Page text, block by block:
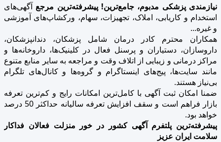
نیازمندی پزشکی مدبوم، جامع‌ترین! پیشرفته‌ترین مرجع آگهی‌های
استخدام و کاریابی، املاک، تجهیزات، سهام، ورکشاپ‌های آموزشی
و غیره...
همکاران محترم کادر درمان شامل پزشکان، دندانپزشکان،
داروسازان، دستیاران و پرسنل فعال در کلینیک‌ها، داروخانه‌ها و
مراکز درمانی و زیبایی از اتلاف وقت و مراجعه به سایر منابع متنوع
مانند سایت‌ها، پیج‌های اینستاگرام و گروه‌ها و کانال‌های تلگرام
بی‌نیاز هستند.
ضمنا امکان ثبت آگهی با کامل‌ترین امکانات رایج و کم‌ترین تعرفه
بازار فراهم است و سقف افزایش تعرفه سالیانه حداکثر 50 درصد
خواهد بود.
پیشرفته‌ترین پلتفرم آگهی کشور در خور منزلت فعالان فداکار
سلامت ایران عزیز